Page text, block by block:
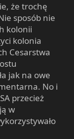
że trochę
sposób nie
kolonii
kolonia
Cesarstwa
jak na owe
No i
przecież
w